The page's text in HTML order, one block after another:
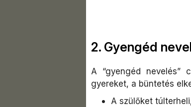
2. Gyengéd
A “gyengéd nevelés”
gyereket, a büntetés
A szülőket